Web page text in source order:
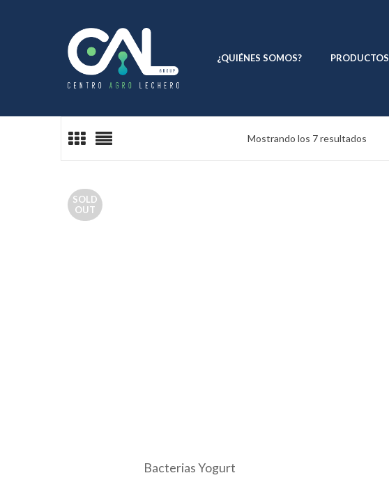
¿QUIÉNES SOMOS? PRODUCTOS
Mostrando los 7 resultados
SOLD
OUT
Bacterias Yogurt